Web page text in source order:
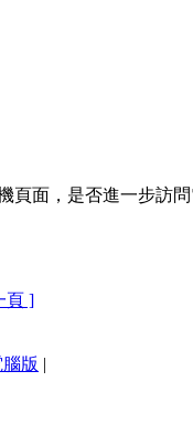
頁面，是否進一步訪問
頁 ]
腦版 |